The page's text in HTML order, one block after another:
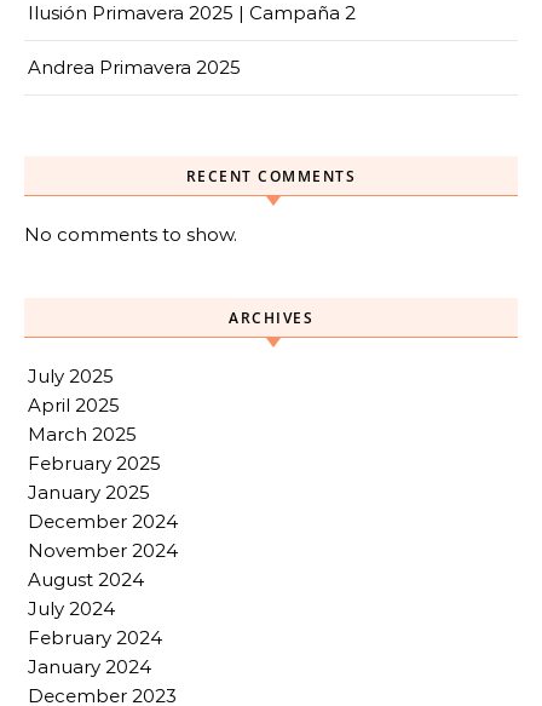
Ilusión Primavera 2025 | Campaña 2
Andrea Primavera 2025
RECENT COMMENTS
No comments to show.
ARCHIVES
July 2025
April 2025
March 2025
February 2025
January 2025
December 2024
November 2024
August 2024
July 2024
February 2024
January 2024
December 2023